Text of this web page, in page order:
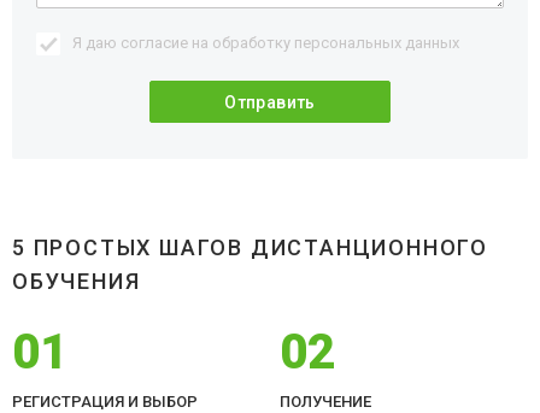
Я даю согласие на обработку персональных данных
5 ПРОСТЫХ ШАГОВ ДИСТАНЦИОННОГО
ОБУЧЕНИЯ
01
РЕГИСТРАЦИЯ И ВЫБОР
02
ПОЛУЧЕНИЕ